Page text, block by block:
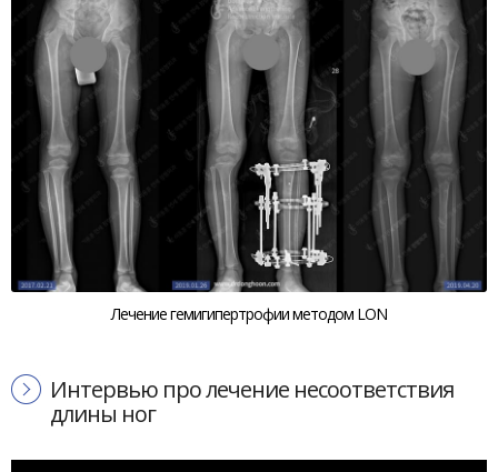
Лечение гемигипертрофии методом LON
Интервью про лечение несоответствия
длины ног